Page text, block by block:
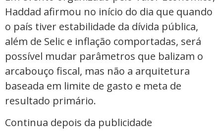
Haddad afirmou no início do dia que quando
o país tiver estabilidade da dívida pública,
além de Selic e inflação comportadas, será
possível mudar parâmetros que balizam o
arcabouço fiscal, mas não a arquitetura
baseada em limite de gasto e meta de
resultado primário.
Continua depois da publicidade